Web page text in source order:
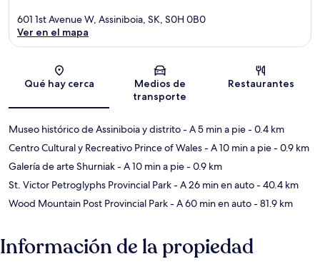
Sección del mapa
601 1st Avenue W, Assiniboia, SK, S0H 0B0
Ver en el mapa
Qué hay cerca
Medios de
transporte
Restaurantes
Museo histórico de Assiniboia y distrito- A 5 min a pie- 0.4 km
Centro Cultural y Recreativo Prince of Wales- A 10 min a pie- 0.9 km
Galería de arte Shurniak- A 10 min a pie- 0.9 km
St. Victor Petroglyphs Provincial Park- A 26 min en auto- 40.4 km
Wood Mountain Post Provincial Park- A 60 min en auto- 81.9 km
Información de la propiedad